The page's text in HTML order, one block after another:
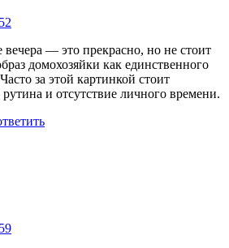
— это прекрасно, но не стоит
домохозяйки как единственного
за этой картинкой стоит
и отсутствие личного времени.